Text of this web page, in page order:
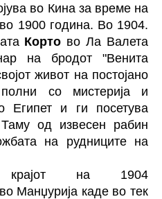
во Кина за време на
1900 година. Во 1904.
Корто во Ла Валета
на бродот "Венита
живот на постојано
со мистерија и
Египет и ги посетува
од извесен рабин
на рудниците на
на 1904
Манџурија каде во тек